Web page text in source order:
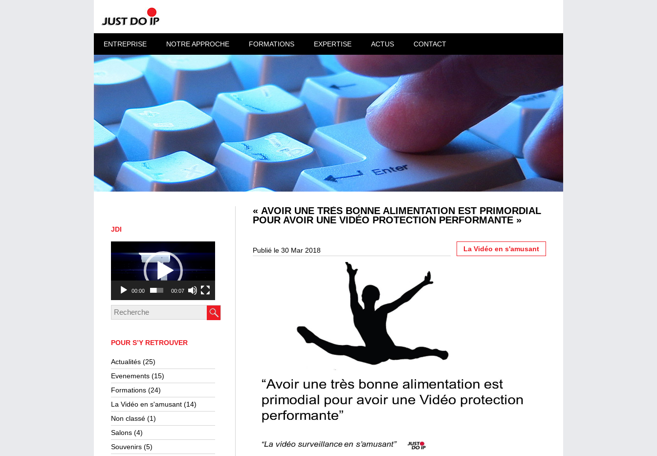
ENTREPRISE NOTRE APPROCHE FORMATIONS EXPERTISE ACTUS CONTACT
JDI
vidéo
00:00 00:07
POUR S’Y RETROUVER
Actualités (25)
Evenements (15)
Formations (24)
La Vidéo en s'amusant (14)
Non classé (1)
Salons (4)
Souvenirs (5)
« AVOIR UNE TRÈS BONNE ALIMENTATION EST PRIMORDIAL
POUR AVOIR UNE VIDÉO PROTECTION PERFORMANTE »
La Vidéo en s'amusant
Publié le 30 Mar 2018